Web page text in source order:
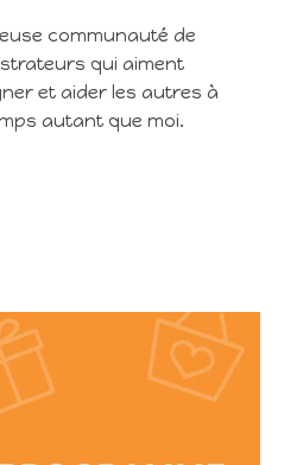
communauté de
qui aiment
et aider les autres à
autant que moi.